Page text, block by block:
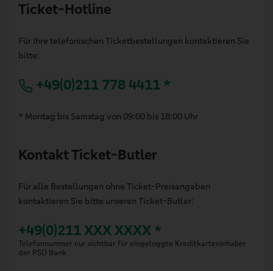
Ticket-Hotline
Für Ihre telefonischen Ticketbestellungen kontaktieren Sie
bitte:
+49(0)211 778 4411 *
* Montag bis Samstag von 09:00 bis 18:00 Uhr
Kontakt Ticket-Butler
Für alle Bestellungen ohne Ticket-Preisangaben
kontaktieren Sie bitte unseren Ticket-Butler:
+49(0)211 XXX XXXX *
Telefonnummer nur sichtbar für eingeloggte Kreditkarteninhaber
der PSD Bank